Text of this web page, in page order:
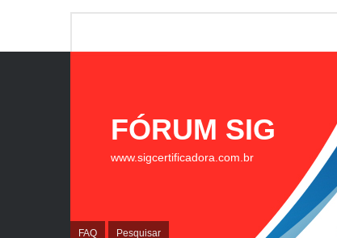
FAQ Pesquisar
FÓRUM SIG
www.sigcertificadora.com.br